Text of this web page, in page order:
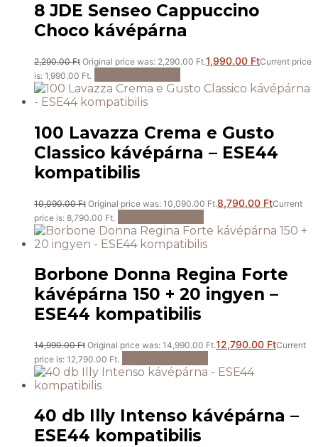
8 JDE Senseo Cappuccino
Choco kávépárna
2,290.00Ft Original price was: 2,290.00 Ft.1,990.00 FtCurrent price
is: 1,990.00 Ft.
100 Lavazza Crema e Gusto
Classico kávépárna – ESE44
kompatibilis
10,090.00Ft Original price was: 10,090.00 Ft.8,790.00 FtCurrent
price is: 8,790.00 Ft.
Borbone Donna Regina Forte
kávépárna 150 + 20 ingyen –
ESE44 kompatibilis
14,990.00Ft Original price was: 14,990.00 Ft.12,790.00 FtCurrent
price is: 12,790.00 Ft.
40 db Illy Intenso kávépárna –
ESE44 kompatibilis